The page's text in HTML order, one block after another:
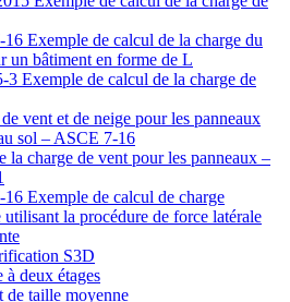
Exemple de calcul de la charge du
un bâtiment en forme de L
3 Exemple de calcul de la charge de
vent et de neige pour les panneaux
sol – ASCE 7-16
la charge de vent pour les panneaux –
Exemple de calcul de charge
utilisant la procédure de force latérale
S3D
à deux étages
de taille moyenne